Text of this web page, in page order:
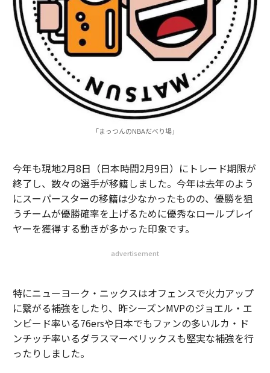
「まっつんのNBAだべり場」
今年も現地2月8日（日本時間2月9日）にトレード期限が
終了し、数々の選手が移籍しました。今年は去年のよう
にスーパースターの移籍は少なかったものの、優勝を狙
うチームが優勝確率を上げるために優秀なロールプレイ
ヤーを獲得する動きが多かった印象です。
advertisement
特にニューヨーク・ニックスはオフェンスで火力アップ
に繋がる補強をしたり、昨シーズンMVPのジョエル・エ
ンビード率いる76ersや日本でもファンの多いルカ・ド
ンチッチ率いるダラスマーベリックスも堅実な補強を行
ったりしました。